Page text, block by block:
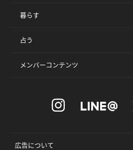
暮らす
占う
メンバーコンテンツ
広告について